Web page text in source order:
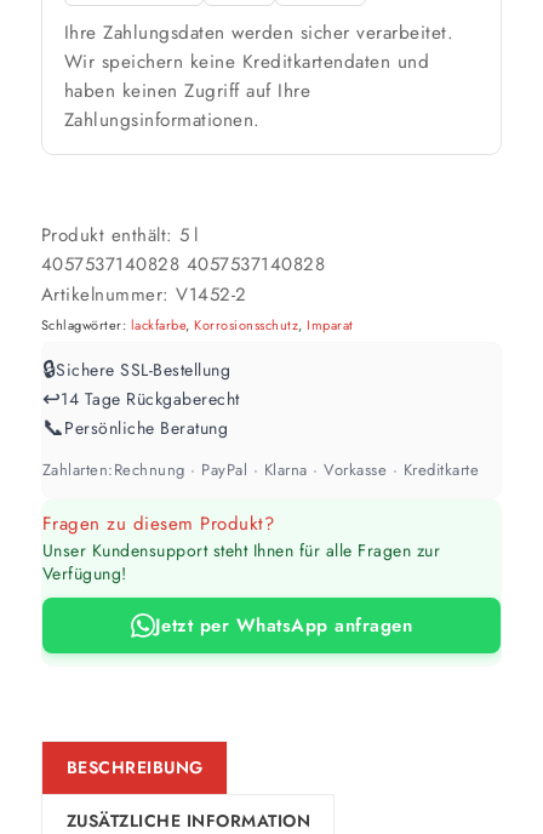
Weiß / hell
1 Anstrich reicht meist
Werte sind Richtwerte und können je nach Untergrund und Werkzeug
Ihre Zahlungsdaten werden sicher verarbeitet.
Wir speichern keine Kreditkartendaten und
haben keinen Zugriff auf Ihre
Zahlungsinformationen.
Produkt enthält: 5 l
4057537140828 4057537140828
Artikelnummer:V1452-2
Schlagwörter: lackfarbe,Korrosionsschutz,Imparat
🔒Sichere SSL-Bestellung
↩️14 Tage Rückgaberecht
📞Persönliche Beratung
Zahlarten:Rechnung · PayPal · Klarna · Vorkasse · Kreditkarte
Fragen zu diesem Produkt?
Unser Kundensupport steht Ihnen für alle Fragen zur
Verfügung!
Jetzt per WhatsApp anfragen
BESCHREIBUNG
ZUSÄTZLICHE INFORMATION